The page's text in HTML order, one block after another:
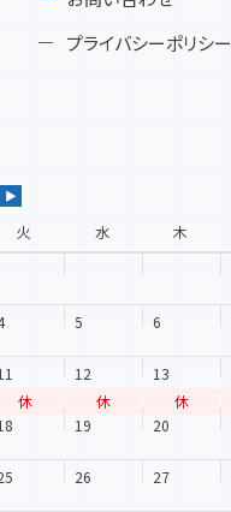
プライバシーポリシー
▶
火 水 木
5 6
休
12
休
13
休
19 20
26 27